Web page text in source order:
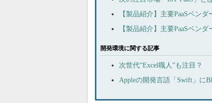
【製品紹介】主要PaaSベン
【製品紹介】主要PaaSベン
開発環境に関する記事
次世代“Excel職人”も注目？
Appleの開発言語「Swift」に